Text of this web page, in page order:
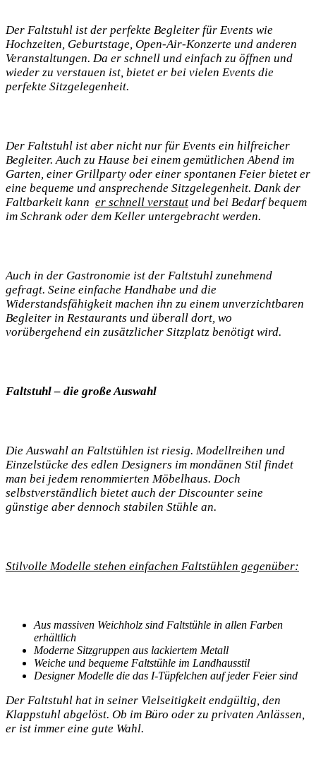
Der Faltstuhl ist der perfekte ⁢Begleiter für Events wie
Hochzeiten, Geburtstage, Open-Air-Konzerte und anderen
Veranstaltungen. ‌Da ⁣er ‌schnell und einfach zu öffnen und‍
wieder zu⁣ verstauen‍ ist,‍ bietet er bei vielen Events die
perfekte Sitzgelegenheit.
Der Faltstuhl ist aber ​nicht nur ⁣für Events ein ‍hilfreicher
Begleiter.⁤ Auch zu Hause bei einem gemütlichen ⁢Abend im
Garten, einer Grillparty ⁣oder einer spontanen Feier​ bietet er
‌eine bequeme und ansprechende ​Sitzgelegenheit. Dank ​der ​
Faltbarkeit kann ⁤ er schnell verstaut und bei Bedarf bequem
im Schrank oder dem Keller ‌untergebracht werden.
Auch ​in der Gastronomie ist der Faltstuhl zunehmend
gefragt. Seine einfache Handhabe und die
Widerstandsfähigkeit‍ machen ihn zu einem unverzichtbaren
Begleiter in Restaurants ‌und überall dort, ‍wo ​
vorübergehend ⁢ein ⁢zusätzlicher Sitzplatz benötigt wird.
Faltstuhl – die große Auswahl
Die Auswahl an Faltstühlen ist riesig. Modellreihen und
Einzelstücke des edlen Designers im mondänen Stil‍ findet⁢
man bei jedem renommierten Möbelhaus. Doch
‍selbstverständlich bietet auch der Discounter ⁣seine
günstige aber dennoch⁤ stabilen Stühle an.
Stilvolle Modelle stehen einfachen Faltstühlen gegenüber:
Aus massiven Weichholz sind‌ Faltstühle⁢ in allen ​Farben
‌erhältlich
Moderne⁢ Sitzgruppen aus lackiertem Metall
Weiche und bequeme Faltstühle im Landhausstil
Designer Modelle ‍die das I-Tüpfelchen⁤ auf jeder⁣ Feier sind
Der ​Faltstuhl hat in seiner Vielseitigkeit endgültig, ​den
Klappstuhl⁣ abgelöst.‍ Ob im Büro oder zu privaten Anlässen,
er ist immer eine gute Wahl.